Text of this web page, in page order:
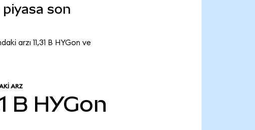
son
arzı 11,31 B HYGon ve
ARZ
B HYGon